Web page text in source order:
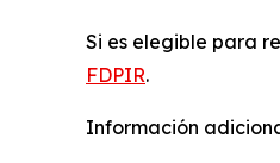
Si es elegible para
FDPIR.
Información